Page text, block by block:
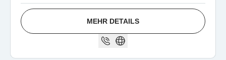
MEHR DETAILS